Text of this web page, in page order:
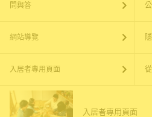
問與答
網站導覽
入居者專用頁面
入居者專用頁面